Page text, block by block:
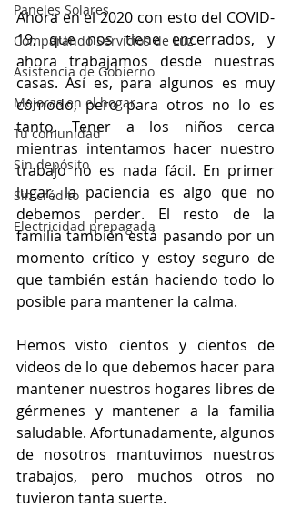
Paneles Solares
Comparando Servicios de Luz
Asistencia de Gobierno
Mejoras en el hogar
Tu comunidad
Sin depósito
Sin crédito
Electricidad prepagada
Ahora en el 2020 con esto del COVID-
19, que nos tiene encerrados, y
ahora trabajamos desde nuestras
casas. Así es, para algunos es muy
cómodo, pero para otros no lo es
tanto. Tener a los niños cerca
mientras intentamos hacer nuestro
trabajo no es nada fácil. En primer
lugar, la paciencia es algo que no
debemos perder. El resto de la
familia también está pasando por un
momento crítico y estoy seguro de
que también están haciendo todo lo
posible para mantener la calma.
Hemos visto cientos y cientos de
videos de lo que debemos hacer para
mantener nuestros hogares libres de
gérmenes y mantener a la familia
saludable. Afortunadamente, algunos
de nosotros mantuvimos nuestros
trabajos, pero muchos otros no
tuvieron tanta suerte.